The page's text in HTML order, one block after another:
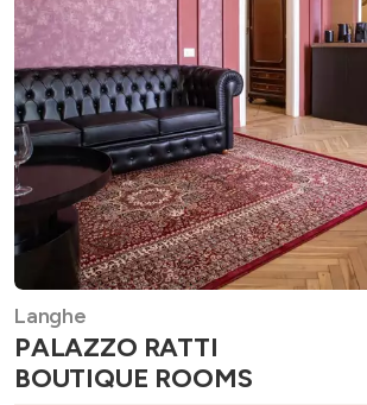
Langhe
PALAZZO RATTI
BOUTIQUE ROOMS